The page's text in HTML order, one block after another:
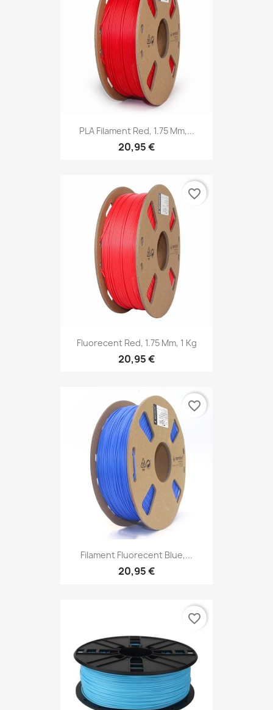
PLA Filament Red, 1.75 Mm,...
20,95 €
Fluorecent Red, 1.75 Mm, 1 Kg
20,95 €
favorite_border
Filament Fluorecent Blue,...
20,95 €
favorite_border
favorite_border